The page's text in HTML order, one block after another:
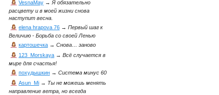
VesnaMay →Я обязательно
расцвету и в моей жизни снова
наступит весна.
elena hrapova 76 → Первый шаг к
Величию - Борьба со своей Ленью
картошечка → Снова… заново
123_Morskaya → Всё случается в
мире для счастья!
похудышкин → Система минус 60
Asun_Mi → Ты не можешь менять
направление ветра, но всегда